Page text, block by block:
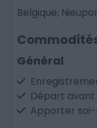
Belgique,
Général
Départ avant
Apporter soi-